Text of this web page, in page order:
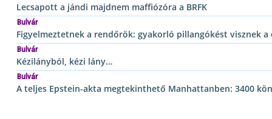
Lecsapott a jándi majdnem maffiózóra a BRFK
Bulvár
Figyelmeztetnek a rendőrök: gyakorló pillangókést visznek a
Bulvár
Kézilányból, kézi lány…
Bulvár
A teljes Epstein-akta megtekinthető Manhattanben: 3400